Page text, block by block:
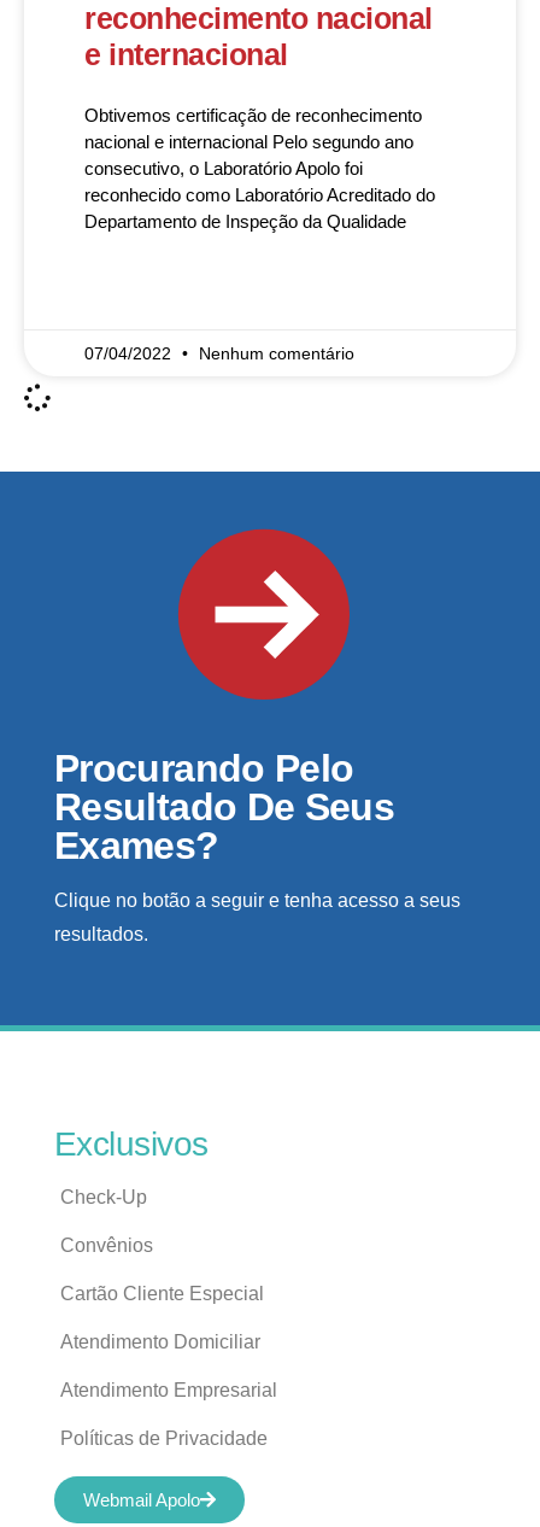
reconhecimento nacional
e internacional
Obtivemos certificação de reconhecimento
nacional e internacional Pelo segundo ano
consecutivo, o Laboratório Apolo foi
reconhecido como Laboratório Acreditado do
Departamento de Inspeção da Qualidade
07/04/2022 Nenhum comentário
Procurando Pelo
Resultado De Seus
Exames?
Clique no botão a seguir e tenha acesso a seus
resultados.
Exclusivos
Check-Up
Convênios
Cartão Cliente Especial
Atendimento Domiciliar
Atendimento Empresarial
Políticas de Privacidade
Webmail Apolo